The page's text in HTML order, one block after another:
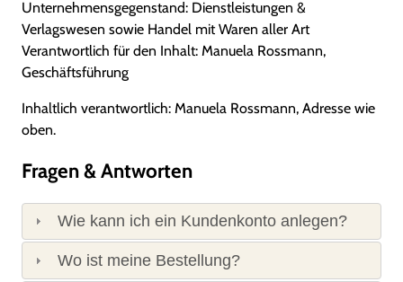
Unternehmensgegenstand: Dienstleistungen &
Verlagswesen sowie Handel mit Waren aller Art
Verantwortlich für den Inhalt: Manuela Rossmann,
Geschäftsführung
Inhaltlich verantwortlich: Manuela Rossmann, Adresse wie
oben.
Fragen & Antworten
Wie kann ich ein Kundenkonto anlegen?
Wo ist meine Bestellung?